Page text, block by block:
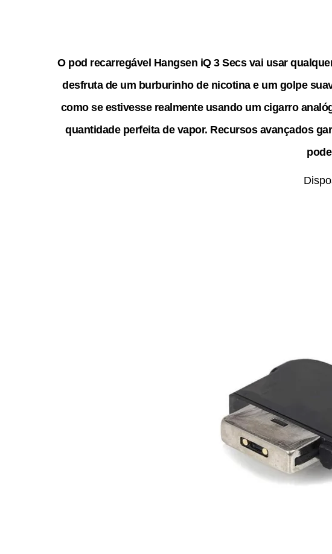
O pod recarregável Hangsen iQ 3 Secs vai usar
desfruta de um burburinho de nicotina e um golpe
como se estivesse realmente usando um cigarro
quantidade perfeita de vapor. Recursos avançados